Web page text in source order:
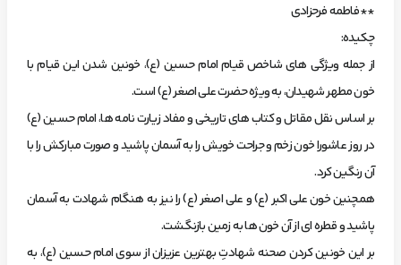
**فاطمه فرحزادی
چکیده:
از جمله ویژگی های شاخص قیام امام حسین (ع)، خونین شدن این قیام با
خون مطهر شهیدان، به ویژه حضرت علی اصغر (ع) است.
بر اساس نقل مقاتل و کتاب های تاریخی و مفاد زیارت نامه ها، امام حسین (ع)
در روز عاشورا خون زخم و جراحت خویش را به آسمان پاشید و صورت مبارکش را با
آن رنگین کرد.
همچنین خون علی اکبر (ع) و علی اصغر (ع) را نیز به هنگام شهادت به آسمان
پاشید و قطره ای از آن خون ها به زمین بازنگشت.
بر این خونین کردن صحنه شهادتِ بهترین عزیزان از سوی امام حسین (ع)، به